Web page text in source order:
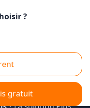
?
gratuit
en-Parisis
de bâtiment
Plus que pro vous